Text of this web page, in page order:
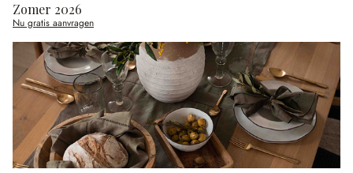
Zomer 2026
Nu gratis aanvragen